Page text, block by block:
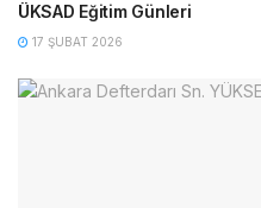
ÜKSAD Eğitim Günleri
17 ŞUBAT 2026